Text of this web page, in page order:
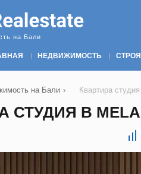
на Бали
НЕДВИЖИМОСТЬ
на Бали › Квартира
СТУДИЯ В